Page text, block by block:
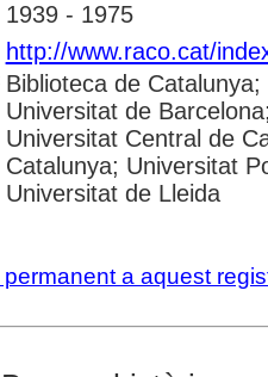
1939 - 1975
http://www.raco.cat/
Biblioteca de
Universitat de
Universitat Central de
Catalunya; Universitat
Universitat de Lleida
permanent a aquest